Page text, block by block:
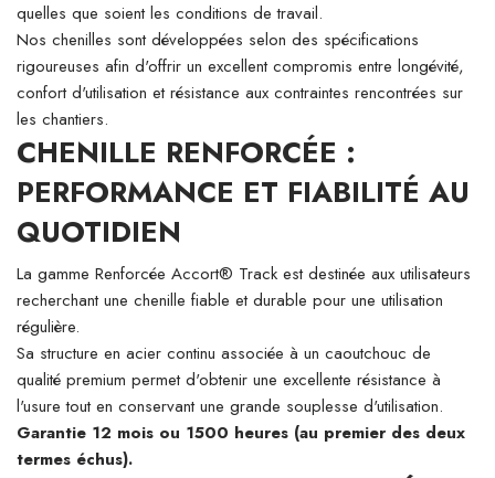
quelles que soient les conditions de travail.
Nos chenilles sont développées selon des spécifications
rigoureuses afin d'offrir un excellent compromis entre longévité,
confort d'utilisation et résistance aux contraintes rencontrées sur
les chantiers.
CHENILLE RENFORCÉE :
PERFORMANCE ET FIABILITÉ AU
QUOTIDIEN
La gamme Renforcée Accort® Track est destinée aux utilisateurs
recherchant une chenille fiable et durable pour une utilisation
régulière.
Sa structure en acier continu associée à un caoutchouc de
qualité premium permet d'obtenir une excellente résistance à
l'usure tout en conservant une grande souplesse d'utilisation.
Garantie 12 mois ou 1500 heures (au premier des deux
termes échus).